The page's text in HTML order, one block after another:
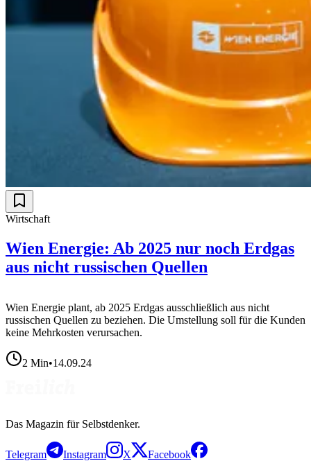
Wirtschaft
Wien Energie: Ab 2025 nur noch Erdgas
aus nicht russischen Quellen
Wien Energie plant, ab 2025 Erdgas ausschließlich aus nicht
russischen Quellen zu beziehen. Die Umstellung soll für die Kunden
keine Mehrkosten verursachen.
2 Min•14.09.24
Das Magazin für Selbstdenker.
Telegram Instagram X Facebook